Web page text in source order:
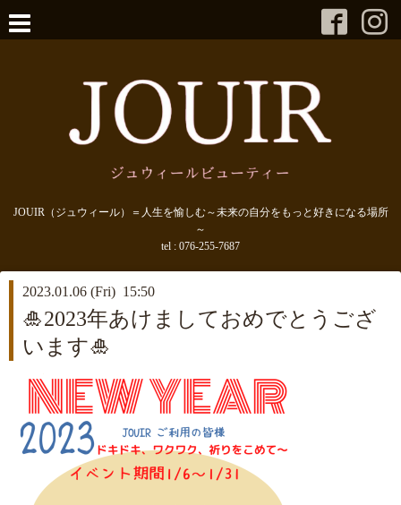
JOUIR（ジュウィール）＝人生を愉しむ～未来の自分をもっと好きになる場所
～
tel : 076-255-7687
2023.01.06 (Fri) 15:50
🎍2023年あけましておめでとうござ
います🎍